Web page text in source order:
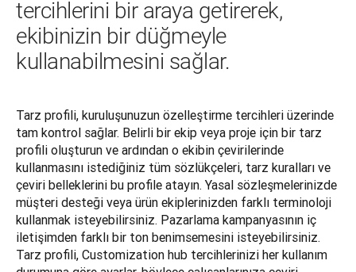
tercihlerini bir araya getirerek,
ekibinizin bir düğmeyle
kullanabilmesini sağlar.
Tarz profili, kuruluşunuzun özelleştirme tercihleri üzerinde
tam kontrol sağlar. Belirli bir ekip veya proje için bir tarz
profili oluşturun ve ardından o ekibin çevirilerinde
kullanmasını istediğiniz tüm sözlükçeleri, tarz kuralları ve
çeviri belleklerini bu profile atayın. Yasal sözleşmelerinizde
müşteri desteği veya ürün ekiplerinizden farklı terminoloji
kullanmak isteyebilirsiniz. Pazarlama kampanyasının iç
iletişimden farklı bir ton benimsemesini isteyebilirsiniz.
Tarz profili, Customization hub tercihlerinizi her kullanım